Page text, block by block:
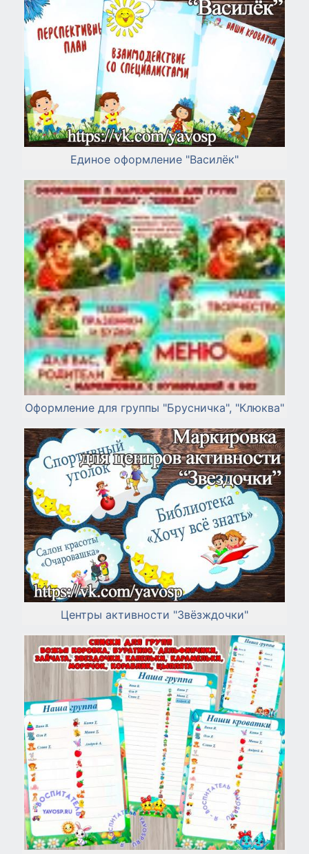
Единое оформление "Василёк"
Оформление для группы "Брусничка", "Клюква"
Центры активности "Звёзждочки"